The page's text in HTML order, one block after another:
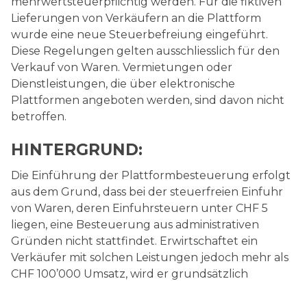
Lieferungen von Verkäufern an die Plattform
wurde eine neue Steuerbefreiung eingeführt.
Diese Regelungen gelten ausschliesslich für den
Verkauf von Waren. Vermietungen oder
Dienstleistungen, die über elektronische
Plattformen angeboten werden, sind davon nicht
betroffen.
HINTERGRUND:
Die Einführung der Plattformbesteuerung erfolgt
aus dem Grund, dass bei der steuerfreien Einfuhr
von Waren, deren Einfuhrsteuern unter CHF 5
liegen, eine Besteuerung aus administrativen
Gründen nicht stattfindet. Erwirtschaftet ein
Verkäufer mit solchen Leistungen jedoch mehr als
CHF 100’000 Umsatz, wird er grundsätzlich